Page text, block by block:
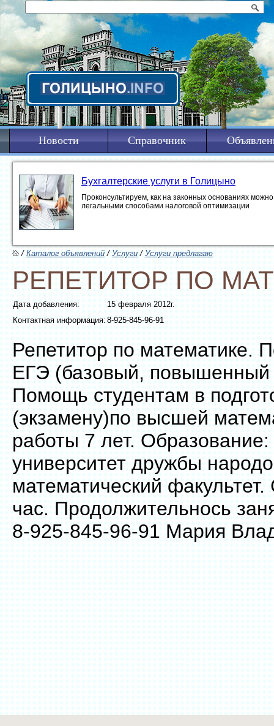
Новости Справочник
Бухгалтерские услуги в Голицыно
Проконсультируем, как на законных основаниях
легальными способами налоговой оптимизации
/Каталог объявлений/Услуги /Услуги предлагаю
РЕПЕТИТОР ПО
Дата добавления:
15 февраля 2012г.
Контактная информация:8-925-845-96-91
Репетитор по математике.
ЕГЭ (базовый, повышенный
Помощь студентам в
(экзамену)по высшей
работы 7 лет. Образование:
университет дружбы
математический
час. Продолжительнось
8-925-845-96-91 Мария